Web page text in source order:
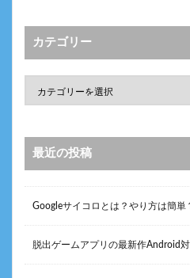
カテゴリー
最近の投稿
Googleサイコロとは？やり方は簡単
脱出ゲームアプリの最新作Android